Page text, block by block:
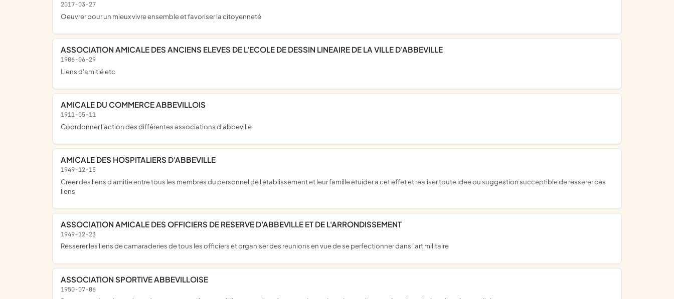
2017-03-27
oeuvrer pour un mieux vivre ensemble et favoriser la citoyenneté
ASSOCIATION AMICALE DES ANCIENS ELEVES DE L'ECOLE DE DESSIN LINEAIRE DE LA VILLE D'ABBEVILLE
1906-06-29
liens d'amitié etc
AMICALE DU COMMERCE ABBEVILLOIS
1911-05-11
coordonner l'action des différentes associations d'abbeville
AMICALE DES HOSPITALIERS D'ABBEVILLE
1949-12-15
creer des liens d amitie entre tous les membres du personnel de l etablissement et leur famille etuider a cet effet et realiser toute idee ou suggestion succeptible de resserer ces
liens
ASSOCIATION AMICALE DES OFFICIERS DE RESERVE D'ABBEVILLE ET DE L'ARRONDISSEMENT
1949-12-23
resserer les liens de camaraderies de tous les officiers et organiser des reunions en vue de se perfectionner dans l art militaire
ASSOCIATION SPORTIVE ABBEVILLOISE
1950-07-06